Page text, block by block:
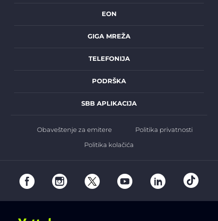
EON
GIGA MREŽA
TELEFONIJA
PODRŠKA
SBB APLIKACIJA
Obaveštenje za emitere
Politika privatnosti
Politika kolačića